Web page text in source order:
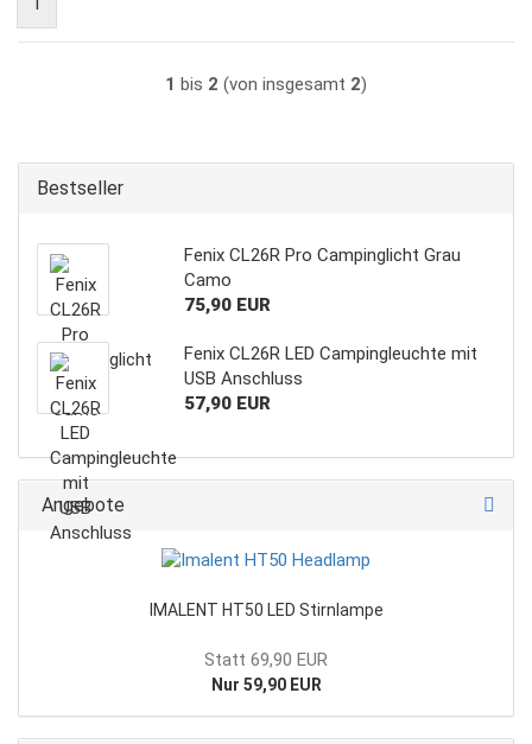
1 bis 2 (von insgesamt 2)
Bestseller
Fenix CL26R Pro Campinglicht Grau
Camo
75,90 EUR
Fenix CL26R LED Campingleuchte mit
USB Anschluss
57,90 EUR
Angebote
IMALENT HT50 LED Stirnlampe
Statt 69,90 EUR
Nur 59,90 EUR